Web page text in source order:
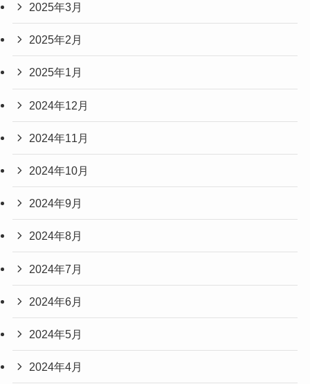
2025年3月
2025年2月
2025年1月
2024年12月
2024年11月
2024年10月
2024年9月
2024年8月
2024年7月
2024年6月
2024年5月
2024年4月